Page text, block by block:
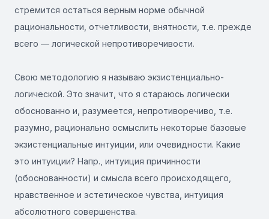
стремится остаться верным норме обычной
рациональности, отчетливости, внятности, т.е. прежде
всего — логической непротиворечивости.
Свою методологию я называю экзистенциально-
логической. Это значит, что я стараюсь логически
обоснованно и, разумеется, непротиворечиво, т.е.
разумно, рационально осмыслить некоторые базовые
экзистенциальные интуиции, или очевидности. Какие
это интуиции? Напр., интуиция причинности
(обоснованности) и смысла всего происходящего,
нравственное и эстетическое чувства, интуиция
абсолютного совершенства.